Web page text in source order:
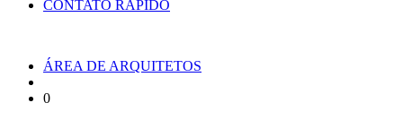
CONTATO RÁPIDO
ÁREA DE ARQUITETOS
0